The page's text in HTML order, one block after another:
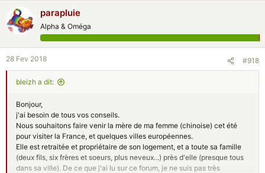
parapluie
Alpha & Oméga
28 Fev 2018 #918
bleizh a dit:
Bonjour,
j'ai besoin de tous vos conseils.
Nous souhaitons faire venir la mère de ma femme (chinoise) cet été
pour visiter la France, et quelques villes européennes.
Elle est retraitée et propriétaire de son logement, et a toute sa famille
(deux fils, six frères et soeurs, plus neveux...) près d'elle (presque tous
dans sa ville). De ce que j'ai lu sur ce forum, je ne suis pas très